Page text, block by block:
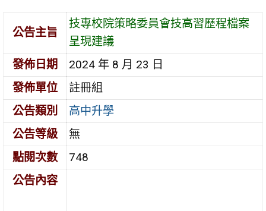
公告主旨
技專校院策略委員會技高習歷程檔案
呈現建議
發佈日期
2024 年 8 月 23 日
發佈單位
註冊組
公告類別
高中升學
公告等級
無
點閱次數
748
公告內容